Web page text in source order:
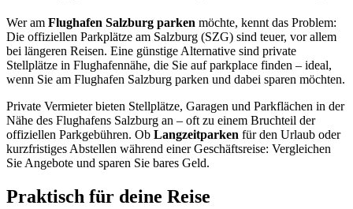
Wer am Flughafen Salzburg parken möchte, kennt das Problem:
Die offiziellen Parkplätze am Salzburg (SZG) sind teuer, vor allem
bei längeren Reisen. Eine günstige Alternative sind private
Stellplätze in Flughafennähe, die Sie auf parkplace finden – ideal,
wenn Sie am Flughafen Salzburg parken und dabei sparen möchten.
Private Vermieter bieten Stellplätze, Garagen und Parkflächen in der
Nähe des Flughafens Salzburg an – oft zu einem Bruchteil der
offiziellen Parkgebühren. Ob Langzeitparken für den Urlaub oder
kurzfristiges Abstellen während einer Geschäftsreise: Vergleichen
Sie Angebote und sparen Sie bares Geld.
Praktisch für deine Reise